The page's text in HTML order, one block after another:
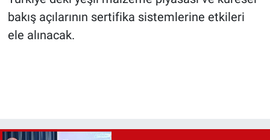
bakış açılarının sertifika sistemlerine etkileri
ele alınacak.